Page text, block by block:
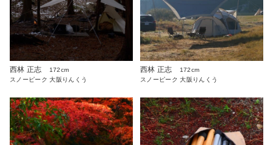
西林 正志
172cm
スノーピーク 大阪りんくう
西林 正志
172cm
スノーピーク 大阪りんくう